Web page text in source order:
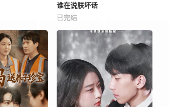
谁在说朕坏话
已完结